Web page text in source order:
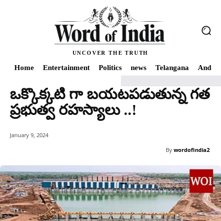
UNCOVER THE TRUTH
Home Entertainment Politics news Telangana
Home news ఒక్కొక్కటి గా బయటపడుతున్న గత ప్రభుత్వ రహస్యాలు ..!
ఒక్కొక్కటి గా బయటపడుతున్న గత
ప్రభుత్వ రహస్యాలు ..!
January 9, 2024
By wordofindia2